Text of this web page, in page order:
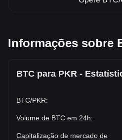
Informações sobre
BTC para PKR -
BTC/PKR:
Volume de BTC em 24h:
Capitalização de mercado de